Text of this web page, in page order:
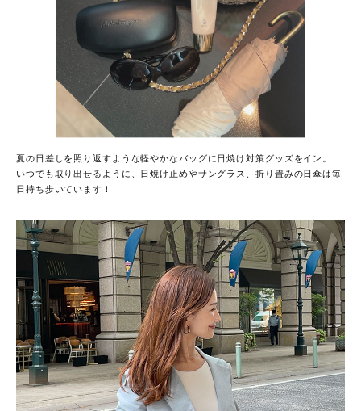
夏の日差しを照り返すような軽やかなバッグに日焼け対策グッズをイン。
いつでも取り出せるように、日焼け止めやサングラス、折り畳みの日傘は毎
日持ち歩いています！